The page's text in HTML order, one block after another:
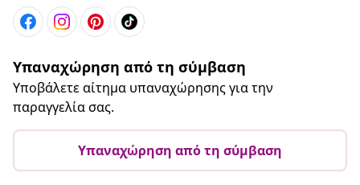
Υπαναχώρηση από τη σύμβαση
Υποβάλετε αίτημα υπαναχώρησης για την
παραγγελία σας.
Υπαναχώρηση από τη σύμβαση